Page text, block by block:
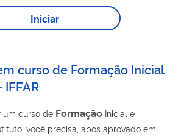
Iniciar
curso de Formação Inicial
um curso de Formação Inicial e
você precisa, após aprovado em